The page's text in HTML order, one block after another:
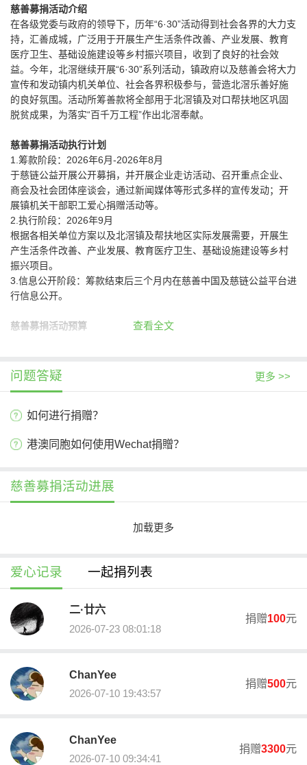
慈善募捐活动介绍
在各级党委与政府的领导下，历年“6·30”活动得到社会各界的大力支
持，汇善成城，广泛用于开展生产生活条件改善、产业发展、教育
医疗卫生、基础设施建设等乡村振兴项目，收到了良好的社会效
益。今年，北滘继续开展“6·30”系列活动，镇政府以及慈善会将大力
宣传和发动镇内机关单位、社会各界积极参与，营造北滘乐善好施
的良好氛围。活动所筹善款将全部用于北滘镇及对口帮扶地区巩固
脱贫成果，为落实“百千万工程”作出北滘奉献。
慈善募捐活动执行计划
1.筹款阶段：2026年6月-2026年8月
于慈链公益开展公开募捐，并开展企业走访活动、召开重点企业、
商会及社会团体座谈会，通过新闻媒体等形式多样的宣传发动；开
展镇机关干部职工爱心捐赠活动等。
2.执行阶段：2026年9月
根据各相关单位方案以及北滘镇及帮扶地区实际发展需要，开展生
产生活条件改善、产业发展、教育医疗卫生、基础设施建设等乡村
振兴项目。
3.信息公开阶段：筹款结束后三个月内在慈善中国及慈链公益平台进
行信息公开。
慈善募捐活动预算
佛山市顺德区北滘慈善会‌成立于2009年3月，由北滘镇党委镇政府牵
头发起，经顺德区民政和人力资源社会保障局批准成立，是具有独
立法人资格的非营利公益社会组织，具备社会组织AAAAA等级（最
高评级）、慈善组织公开募捐资格、公益性捐赠税前扣除资格等相
关资质。北滘慈善会开设“解困、慈幼、扶老、助残、宽疾、安富”六
会氛围。
办公地址：佛山市顺德区北滘镇新城区翠影路3号
捐赠票据】，在联系方式处填写正确手机号码可接收票据，届时票
据将以短信的形式发送至捐赠人手机。
查看全文
问题答疑 更多 >>
如何进行捐赠？
港澳同胞如何使用Wechat捐贈？
慈善募捐活动进展
加载更多
爱心记录 一起捐列表
二·廿六
2026-07-23 08:01:18
捐赠100元
ChanYee
2026-07-10 19:43:57
捐赠500元
ChanYee
2026-07-10 09:34:41
捐赠3300元